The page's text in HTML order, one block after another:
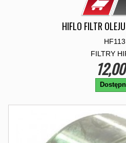
HIFLO FILTR
HF113
FILTRY